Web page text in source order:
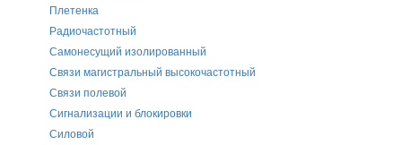
Плетенка
Радиочастотный
Самонесущий изолированный
Связи магистральный высокочастотный
Связи полевой
Сигнализации и блокировки
Силовой